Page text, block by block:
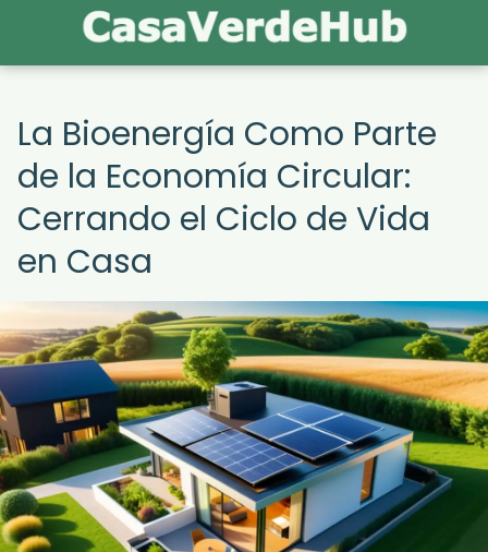
La Bioenergía Como Parte
de la Economía Circular:
Cerrando el Ciclo de Vida
en Casa